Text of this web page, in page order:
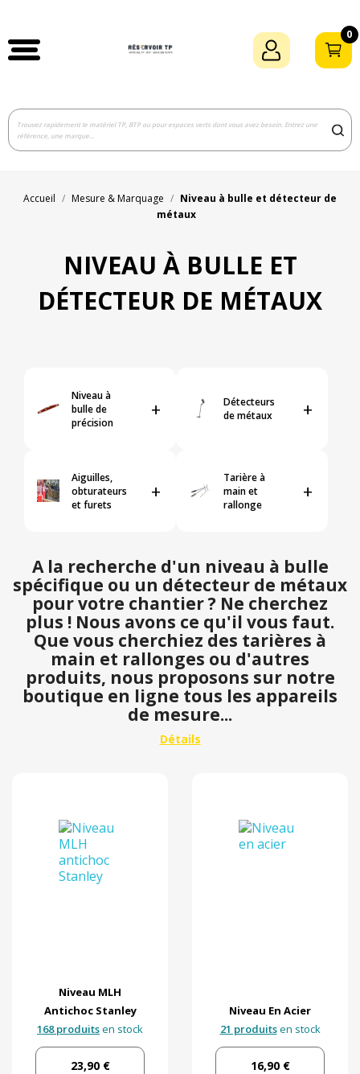
0
Accueil Mesure & Marquage
Niveau à bulle et détecteur de
métaux
NIVEAU À BULLE ET
DÉTECTEUR DE MÉTAUX
Niveau à
bulle de
précision
+
Détecteurs
de métaux
+
Aiguilles,
obturateurs
et furets
+
Tarière à
main et
rallonge
+
A la recherche d'un niveau à bulle
spécifique ou un détecteur de métaux
pour votre chantier ? Ne cherchez
plus ! Nous avons ce qu'il vous faut.
Que vous cherchiez des tarières à
main et rallonges ou d'autres
produits, nous proposons sur notre
boutique en ligne tous les appareils
de mesure...
Niveau MLH
Antichoc Stanley
168 produitsen stock
23,90 €
Niveau En Acier
21 produitsen stock
16,90 €